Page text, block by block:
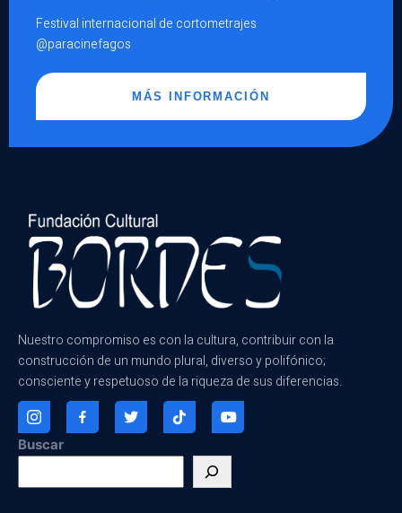
Festival internacional de cortometrajes
@paracinefagos
MÁS INFORMACIÓN
Nuestro compromiso es con la cultura, contribuir con la
construcción de un mundo plural, diverso y polifónico;
consciente y respetuoso de la riqueza de sus diferencias.
Buscar